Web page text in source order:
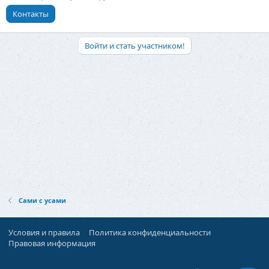
Контакты
Войти и стать участником!
Сами с усами
Условия и правила
Политика конфиденциальности
Правовая информация